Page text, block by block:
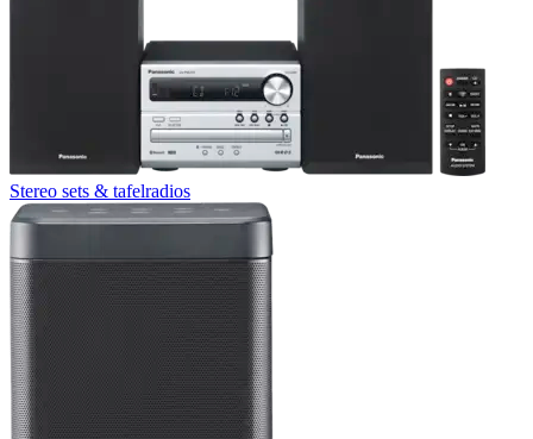
Stereo sets & tafelradios